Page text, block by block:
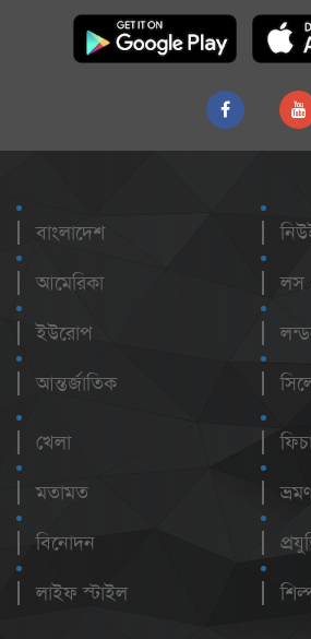
বাংলাদেশ
আমেরিকা
ইউরোপ
আন্তর্জাতিক
লস
খেলা
মতামত
বিনোদন
লাইফ স্টাইল